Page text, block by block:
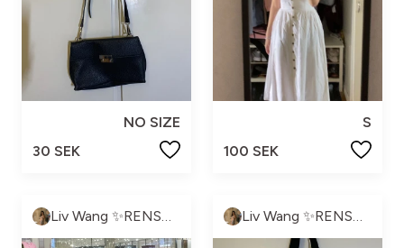
NO SIZE
30 SEK
S
100 SEK
Liv Wang ✨RENSNING PÅGÅR✨ Liv Wang ✨RENSNING PÅGÅR✨